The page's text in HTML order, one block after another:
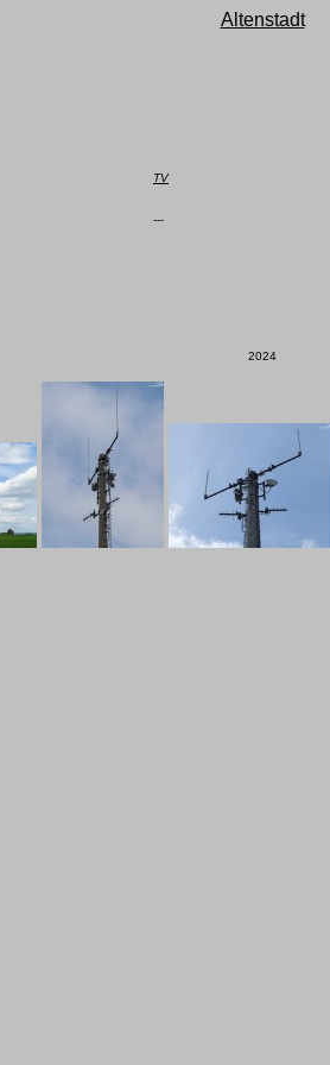
Altenstadt
TV
---
2024